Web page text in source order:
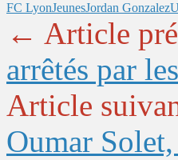
FC LyonJeunesJordan Gonzalez
← Article
arrêtés par
Article
Oumar